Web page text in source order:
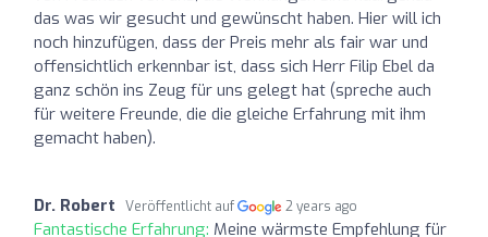
das was wir gesucht und gewünscht haben. Hier will ich
noch hinzufügen, dass der Preis mehr als fair war und
offensichtlich erkennbar ist, dass sich Herr Filip Ebel da
ganz schön ins Zeug für uns gelegt hat (spreche auch
für weitere Freunde, die die gleiche Erfahrung mit ihm
gemacht haben).
Dr. Robert Veröffentlicht auf 2 years ago
Fantastische Erfahrung: Meine wärmste Empfehlung für